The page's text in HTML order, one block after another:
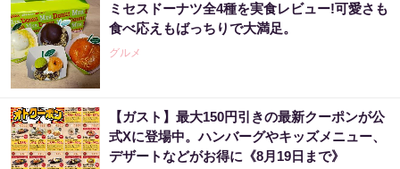
ミセスドーナツ全4種を実食レビュー!可愛さも
食べ応えもばっちりで大満足。
グルメ
【ガスト】最大150円引きの最新クーポンが公
式Xに登場中。ハンバーグやキッズメニュー、
デザートなどがお得に《8月19日まで》